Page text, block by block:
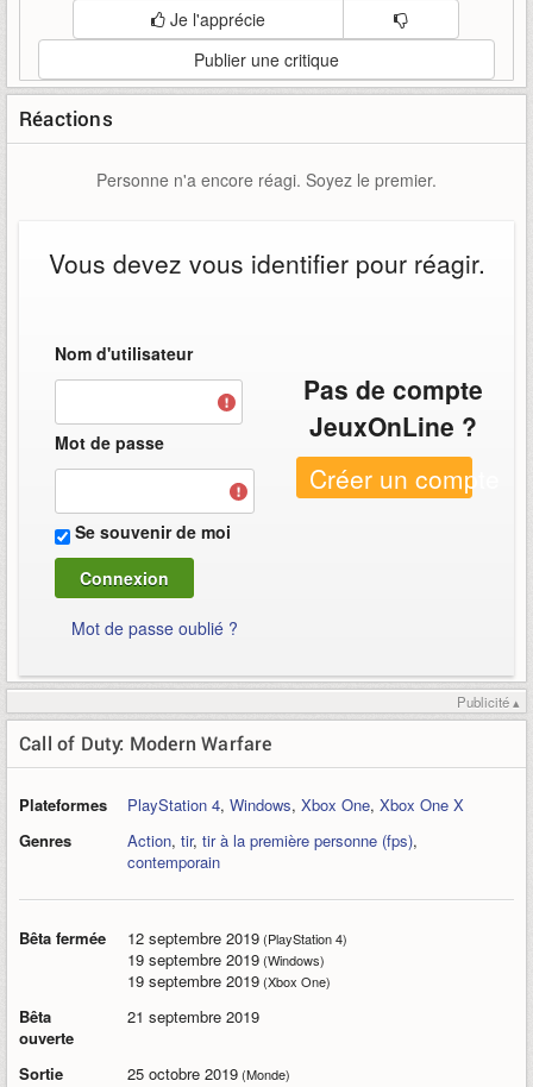
Je l'apprécie
Publier une critique
Réactions
Personne n'a encore réagi. Soyez le premier.
Vous devez vous identifier pour réagir.
Nom d'utilisateur
Mot de passe
Se souvenir de moi
Mot de passe oublié ?
Pas de compte
JeuxOnLine ?
Créer un compte
Publicité ▴
Call of Duty: Modern Warfare
Plateformes PlayStation 4, Windows, Xbox One, Xbox One X
Genres
Action, tir, tir à la première personne (fps),
contemporain
Bêta fermée 12 septembre 2019(PlayStation 4)
19 septembre 2019(Windows)
19 septembre 2019(Xbox One)
Bêta
ouverte
21 septembre 2019
Sortie 25 octobre 2019(Monde)